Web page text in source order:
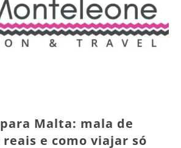
Malta: mala de
e como viajar só